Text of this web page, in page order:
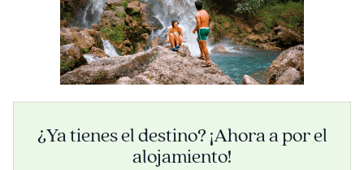
¿Ya tienes el destino? ¡Ahora a por el
alojamiento!